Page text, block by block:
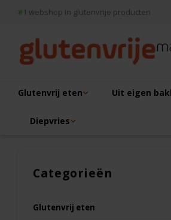
#1 webshop in glutenvrije producten
Glutenvrij eten Uit eigen
Diepvries
Categorieën
Glutenvrij eten